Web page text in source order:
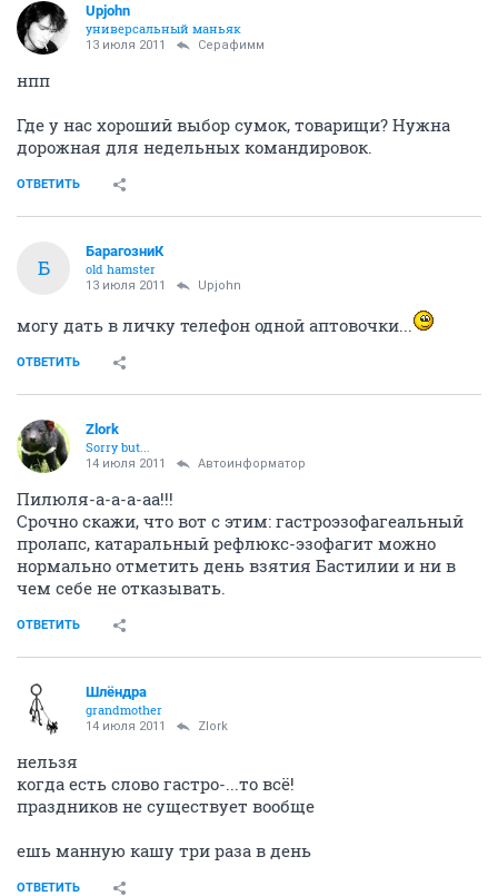
Upjohn
универсальный маньяк
13 июля 2011 Серафимм
нпп
Где у нас хороший выбор сумок, товарищи? Нужна
дорожная для недельных командировок.
ОТВЕТИТЬ
Б
БарагозниК
old hamster
13 июля 2011 Upjohn
могу дать в личку телефон одной аптовочки...
ОТВЕТИТЬ
Zlork
Sorry but...
14 июля 2011 Автоинформатор
Пилюля-а-а-а-аа!!!
Срочно скажи, что вот с этим: гастроэзофагеальный
пролапс, катаральный рефлюкс-эзофагит можно
нормально отметить день взятия Бастилии и ни в
чем себе не отказывать.
ОТВЕТИТЬ
Шлёндра
grandmother
14 июля 2011 Zlork
нельзя
когда есть слово гастро-...то всё!
праздников не существует вообще
ешь манную кашу три раза в день
ОТВЕТИТЬ